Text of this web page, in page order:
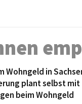
Wohngeld in
plant selbst mit
beim Wohngeld